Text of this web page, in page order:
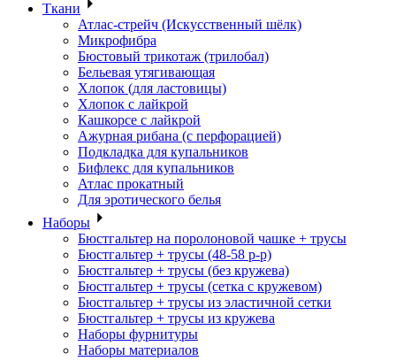
Ткани
Атлас-стрейч (Искусственный шёлк)
Микрофибра
Бюстовый трикотаж (трилобал)
Бельевая утягивающая
Хлопок (для ластовицы)
Хлопок с лайкрой
Кашкорсе с лайкрой
Ажурная рибана (с перфорацией)
Подкладка для купальников
Бифлекс для купальников
Атлас прокатный
Для эротического белья
Наборы
Бюстгальтер на поролоновой чашке + трусы
Бюстгальтер + трусы (48-58 р-р)
Бюстгальтер + трусы (без кружева)
Бюстгальтер + трусы (сетка с кружевом)
Бюстгальтер + трусы из эластичной сетки
Бюстгальтер + трусы из кружева
Наборы фурнитуры
Наборы материалов